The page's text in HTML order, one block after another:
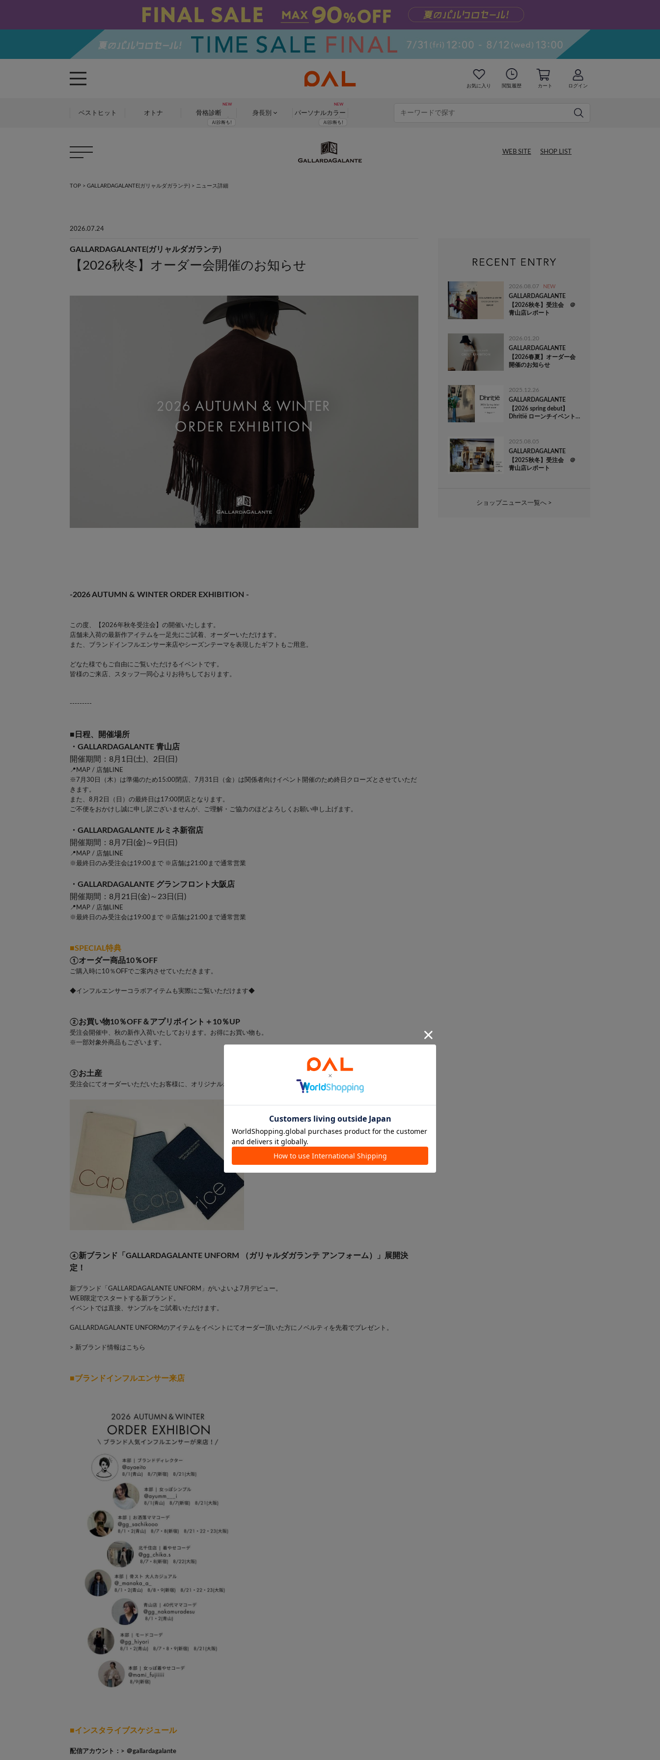
お気に入り 閲覧履歴 カート ログイン
ベストヒット オトナ 骨格診断 身長別 パーソナルカラー
WEB SITE SHOP LIST
TOP > GALLARDAGALANTE(ガリャルダガランテ) > ニュース詳細
2026.07.24
GALLARDAGALANTE(ガリャルダガランテ)
【2026秋冬】オーダー会開催のお知らせ
-2026 AUTUMN & WINTER ORDER EXHIBITION -
この度、【2026年秋冬受注会】の開催いたします。
店舗未入荷の最新作アイテムを一足先にご試着、オーダーいただけます。
また、ブランドインフルエンサー来店やシーズンテーマを表現したギフトもご用意。
どなた様でもご自由にご覧いただけるイベントです。
皆様のご来店、スタッフ一同心よりお待ちしております。
---------
■日程、開催場所
・GALLARDAGALANTE 青山店
開催期間：8月1日(土)、2日(日)
📍MAP / 店舗LINE
※7月30日（木）は準備のため15:00閉店、7月31日（金）は関係者向けイベント開催のため終日クローズとさせていただ
きます。
また、8月2日（日）の最終日は17:00閉店となります。
ご不便をおかけし誠に申し訳ございませんが、ご理解・ご協力のほどよろしくお願い申し上げます。
・GALLARDAGALANTE ルミネ新宿店
開催期間：8月7日(金)～9日(日)
📍MAP / 店舗LINE
※最終日のみ受注会は19:00まで ※店舗は21:00まで通常営業
・GALLARDAGALANTE グランフロント大阪店
開催期間：8月21日(金)～23日(日)
📍MAP / 店舗LINE
※最終日のみ受注会は19:00まで ※店舗は21:00まで通常営業
■SPECIAL特典
①オーダー商品10％OFF
ご購入時に10％OFFでご案内させていただきます。
◆インフルエンサーコラボアイテムも実際にご覧いただけます◆
②お買い物10％OFF＆アプリポイント＋10％UP
受注会開催中、秋の新作入荷いたしております。お得にお買い物も。
※一部対象外商品もございます。
③お土産
受注会にてオーダーいただいたお客様に、オリジナルポーチをご用意しております。
④新ブランド「GALLARDAGALANTE UNFORM （ガリャルダガランテ アンフォーム）」展開決
定！
新ブランド「GALLARDAGALANTE UNFORM」がいよいよ7月デビュー。
WEB限定でスタートする新ブランド。
イベントでは直接、サンプルをご試着いただけます。
GALLARDAGALANTE UNFORMのアイテムをイベントにてオーダー頂いた方にノベルティを先着でプレゼント。
> 新ブランド情報はこちら
■ブランドインフルエンサー来店
■インスタライブスケジュール
配信アカウント： > ＠gallardagalante
2026.08.07 NEW
GALLARDAGALANTE
【2026秋冬】受注会 ＠
青山店レポート
2026.01.20
GALLARDAGALANTE
【2026春夏】オーダー会
開催のお知らせ
2025.12.26
GALLARDAGALANTE
【2026 spring debut】
Dhritië ローンチイベント
2025.08.05
GALLARDAGALANTE
【2025秋冬】受注会 ＠
青山店レポート
ショップニュース一覧へ >